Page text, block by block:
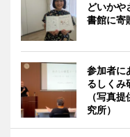
どいかや
書館に寄
参加者に
るしくみ
（写真
究所）